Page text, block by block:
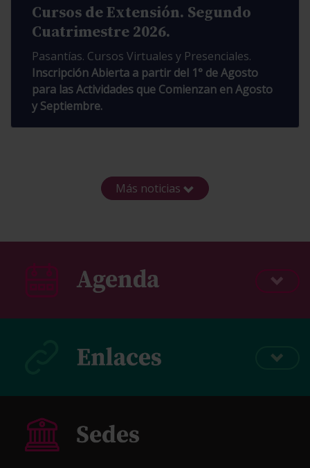
Cursos de Extensión. Segundo
Cuatrimestre 2026.
Pasantías. Cursos Virtuales y Presenciales.
Inscripción Abierta a partir del 1° de Agosto
para las Actividades que Comienzan en Agosto
y Septiembre.
Más noticias